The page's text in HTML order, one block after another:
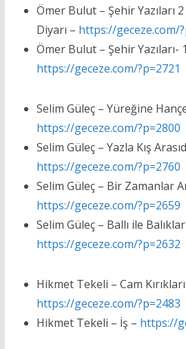
Ömer Bulut – Şehir Yazıları
Diyarı – https://geceze.com/
Ömer Bulut – Şehir Yazıları-
https://geceze.com/?p=2721
Selim Güleç – Yüreğine
https://geceze.com/?p=2800
Selim Güleç – Yazla Kış
https://geceze.com/?p=2760
Selim Güleç – Bir Zamanlar
https://geceze.com/?p=2659
Selim Güleç – Ballı ile
https://geceze.com/?p=2632
Hikmet Tekeli – Cam
https://geceze.com/?p=2483
Hikmet Tekeli – İş – https://